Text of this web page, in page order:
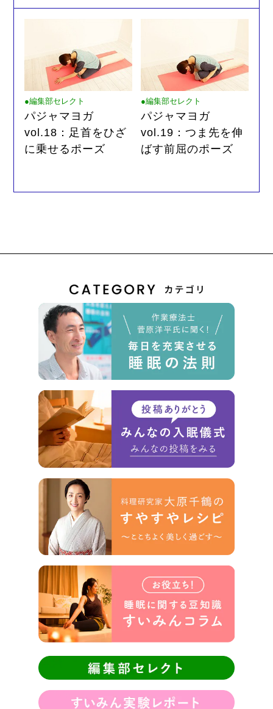
●編集部セレクト
パジャマヨガ
vol.18：足首をひざ
に乗せるポーズ
●編集部セレクト
パジャマヨガ
vol.19：つま先を伸
ばす前屈のポーズ